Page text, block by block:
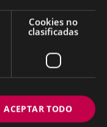
Cookies no
clasificadas
ACEPTAR TODO